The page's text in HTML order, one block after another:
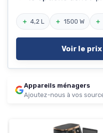
＋ 4,2 L ＋ 1500 W ＋
Voir le
Appareils ménagers
Ajoutez-nous à vos